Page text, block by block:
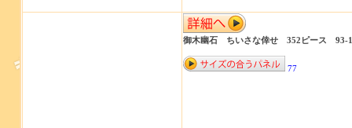
御木幽石 ちいさな倖せ 352ピース 93-
77